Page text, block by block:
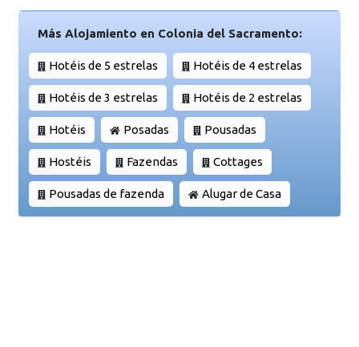
Más Alojamiento en Colonia del Sacramento:
Hotéis de 5 estrelas Hotéis de 4 estrelas
Hotéis de 3 estrelas Hotéis de 2 estrelas
Hotéis Posadas Pousadas
Hostéis Fazendas Cottages
Pousadas de fazenda Alugar de Casa